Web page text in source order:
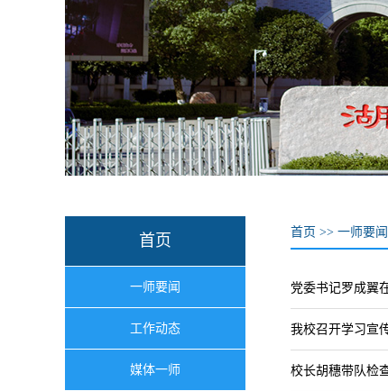
首页
一师要闻
工作动态
媒体一师
首页 >> 一师要闻
党委书记罗成翼
我校召开学习宣
校长胡穗带队检